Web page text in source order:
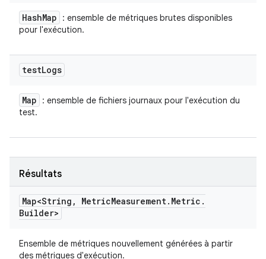
HashMap
: ensemble de métriques brutes disponibles
pour l'exécution.
testLogs
Map
: ensemble de fichiers journaux pour l'exécution du
test.
Résultats
Map<String , MetricMeasurement. Metric .
Builder>
Ensemble de métriques nouvellement générées à partir
des métriques d'exécution.